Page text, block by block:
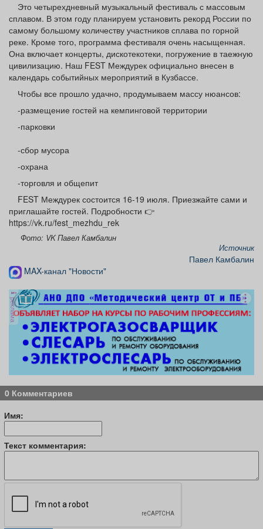
Товары Поздравления Погода
ТВ программа Я - пенсионер
Это четырехдневный музыкальный фестиваль с массовым
сплавом. В этом году планируем установить рекорд России по
самому большому количеству участников сплава по горной
реке. Кроме того, программа фестиваля очень насыщенная.
Она включает концерты, дискотекотеки, погружение в таежную
цивилизацию. Наш FEST Междурек официально внесен в
календарь событийных мероприятий в Кузбассе.
Чтобы все прошло удачно, продумываем массу нюансов:
-размещение гостей на кемпинговой территории
-парковки
-сбор мусора
-охрана
-торговля и общепит
FEST Междурек состоится 16-19 июля. Приезжайте сами и
приглашайте гостей. Подробности 👉
https://vk.ru/fest_mezhdu_rek
Фото: VK Павел Камбалин
Источник
Павел Камбалин
MAX-канал "Новости"
реклама
0 Комментариев
Имя:
Текст комментария: